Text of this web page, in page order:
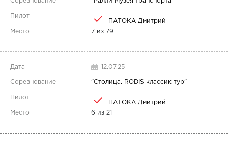
ПАТОКА Дмитрий
7 из 79
12.07.25
"Столица. RODIS классик тур"
ПАТОКА Дмитрий
6 из 21